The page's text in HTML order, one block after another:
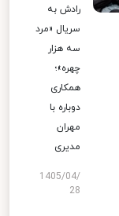
رادش به
سریال «مرد
سه هزار
چهره»؛
همکاری
دوباره با
مهران
مدیری
1405/04/
28